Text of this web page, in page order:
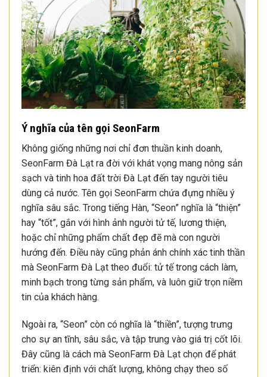
Ý nghĩa của tên gọi SeonFarm
Không giống những nơi chỉ đơn thuần kinh doanh,
SeonFarm Đà Lạt ra đời với khát vọng mang nông sản
sạch và tinh hoa đất trời Đà Lạt đến tay người tiêu
dùng cả nước. Tên gọi SeonFarm chứa đựng nhiều ý
nghĩa sâu sắc. Trong tiếng Hàn, “Seon” nghĩa là “thiện”
hay “tốt”, gắn với hình ảnh người tử tế, lương thiện,
hoặc chỉ những phẩm chất đẹp đẽ mà con người
hướng đến. Điều này cũng phản ánh chính xác tinh thần
mà SeonFarm Đà Lạt theo đuổi: tử tế trong cách làm,
minh bạch trong từng sản phẩm, và luôn giữ trọn niềm
tin của khách hàng.
Ngoài ra, “Seon” còn có nghĩa là “thiền”, tượng trưng
cho sự an tĩnh, sâu sắc, và tập trung vào giá trị cốt lõi.
Đây cũng là cách mà SeonFarm Đà Lạt chọn để phát
triển: kiên định với chất lượng, không chạy theo số